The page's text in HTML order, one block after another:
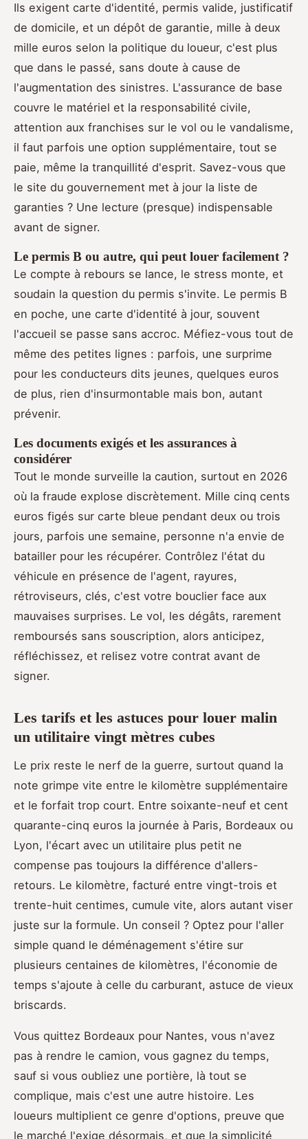
Ils exigent carte d'identité, permis valide, justificatif
de domicile, et un dépôt de garantie, mille à deux
mille euros selon la politique du loueur, c'est plus
que dans le passé, sans doute à cause de
l'augmentation des sinistres. L'assurance de base
couvre le matériel et la responsabilité civile,
attention aux franchises sur le vol ou le vandalisme,
il faut parfois une option supplémentaire, tout se
paie, même la tranquillité d'esprit. Savez-vous que
le site du gouvernement met à jour la liste de
garanties ? Une lecture (presque) indispensable
avant de signer.
Le permis B ou autre, qui peut louer facilement ?
Le compte à rebours se lance, le stress monte, et
soudain la question du permis s'invite. Le permis B
en poche, une carte d'identité à jour, souvent
l'accueil se passe sans accroc. Méfiez-vous tout de
même des petites lignes : parfois, une surprime
pour les conducteurs dits jeunes, quelques euros
de plus, rien d'insurmontable mais bon, autant
prévenir.
Les documents exigés et les assurances à
considérer
Tout le monde surveille la caution, surtout en 2026
où la fraude explose discrètement. Mille cinq cents
euros figés sur carte bleue pendant deux ou trois
jours, parfois une semaine, personne n'a envie de
batailler pour les récupérer. Contrôlez l'état du
véhicule en présence de l'agent, rayures,
rétroviseurs, clés, c'est votre bouclier face aux
mauvaises surprises. Le vol, les dégâts, rarement
remboursés sans souscription, alors anticipez,
réfléchissez, et relisez votre contrat avant de
signer.
Les tarifs et les astuces pour louer malin
un utilitaire vingt mètres cubes
Le prix reste le nerf de la guerre, surtout quand la
note grimpe vite entre le kilomètre supplémentaire
et le forfait trop court. Entre soixante-neuf et cent
quarante-cinq euros la journée à Paris, Bordeaux ou
Lyon, l'écart avec un utilitaire plus petit ne
compense pas toujours la différence d'allers-
retours. Le kilomètre, facturé entre vingt-trois et
trente-huit centimes, cumule vite, alors autant viser
juste sur la formule. Un conseil ? Optez pour l'aller
simple quand le déménagement s'étire sur
plusieurs centaines de kilomètres, l'économie de
temps s'ajoute à celle du carburant, astuce de vieux
briscards.
Vous quittez Bordeaux pour Nantes, vous n'avez
pas à rendre le camion, vous gagnez du temps,
sauf si vous oubliez une portière, là tout se
complique, mais c'est une autre histoire. Les
loueurs multiplient ce genre d'options, preuve que
le marché l'exige désormais, et que la simplicité